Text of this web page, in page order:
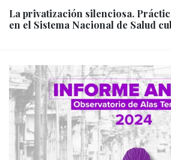
La privatización silenciosa.
en el Sistema Nacional de Salud